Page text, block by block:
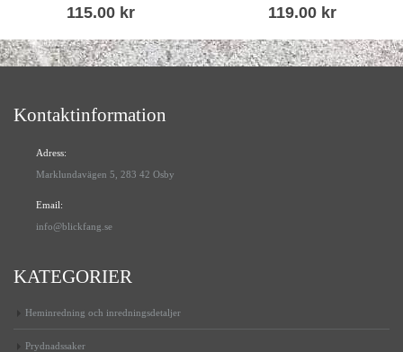
115.00 kr 119.00 kr
Kontaktinformation
Adress:
Marklundavägen 5, 283 42 Osby
Email:
info@blickfang.se
KATEGORIER
Heminredning och inredningsdetaljer
Prydnadssaker